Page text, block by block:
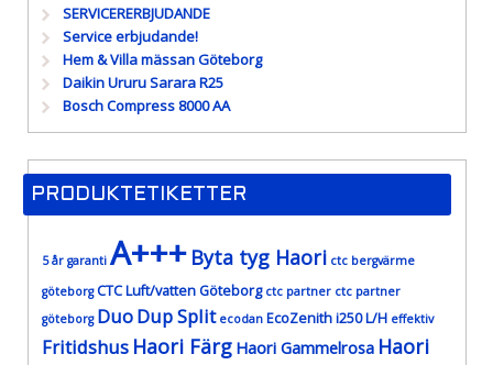
SERVICERERBJUDANDE
Service erbjudande!
Hem & Villa mässan Göteborg
Daikin Ururu Sarara R25
Bosch Compress 8000 AA
PRODUKTETIKETTER
5 år garanti A+++ Byta tyg Haori ctc bergvärme
göteborg CTC Luft/vatten Göteborg ctc partner ctc partner
göteborg DuoDup Split ecodan EcoZenith i250 L/H effektiv
Fritidshus Haori Färg Haori Gammelrosa Haori